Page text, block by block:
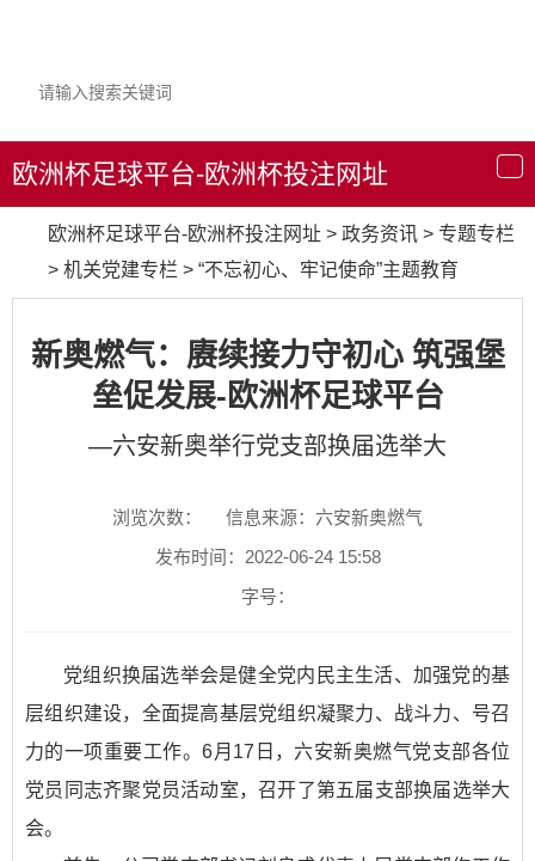
导
航
欧洲杯足球平台-欧洲杯投注网址
欧洲杯足球平台-欧洲杯投注网址 > 政务资讯 > 专题专栏
> 机关党建专栏 > “不忘初心、牢记使命”主题教育
新奥燃气：赓续接力守初心 筑强堡
垒促发展-欧洲杯足球平台
—六安新奥举行党支部换届选举大
浏览次数：
信息来源：六安新奥燃气
发布时间：2022-06-24 15:58
字号：
党组织换届选举会是健全党内民主生活、加强党的基
层组织建设，全面提高基层党组织凝聚力、战斗力、号召
力的一项重要工作。6月17日，六安新奥燃气党支部各位
党员同志齐聚党员活动室，召开了第五届支部换届选举大
会。